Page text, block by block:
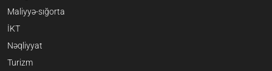
Maliyyə-sığorta
İKT
Nəqliyyat
Turizm